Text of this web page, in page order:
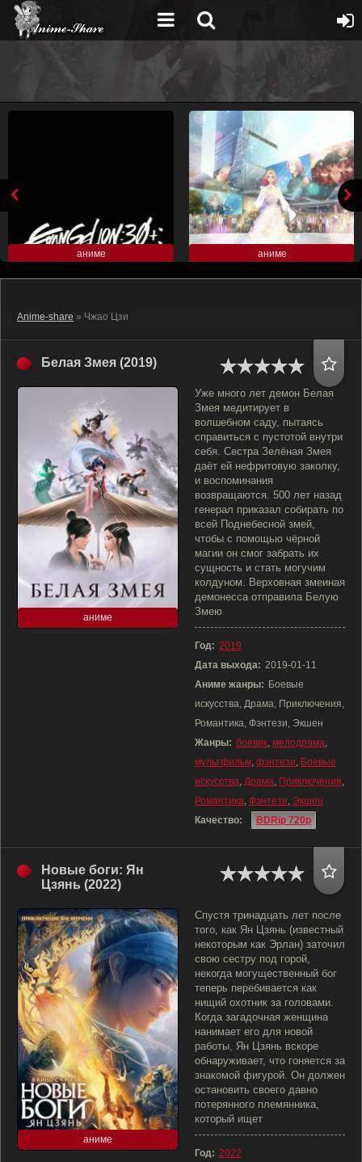
аниме аниме
Anime-share » Чжао Цзи
Белая Змея (2019)
аниме
Уже много лет демон Белая
Змея медитирует в
волшебном саду, пытаясь
справиться с пустотой внутри
себя. Сестра Зелёная Змея
даёт ей нефритовую заколку,
и воспоминания
возвращаются. 500 лет назад
генерал приказал собирать по
всей Поднебесной змей,
чтобы с помощью чёрной
магии он смог забрать их
сущность и стать могучим
колдуном. Верховная змеиная
демонесса отправила Белую
Змею
Год: 2019
Дата выхода: 2019-01-11
Аниме жанры: Боевые
искусства, Драма, Приключения,
Романтика, Фэнтези, Экшен
Жанры: боевик, мелодрама,
мультфильм, фэнтези, Боевые
искусства, Драма, Приключения,
Романтика, Фэнтези, Экшен
Качество:
BDRip 720p
Новые боги: Ян
Цзянь (2022)
аниме
Спустя тринадцать лет после
того, как Ян Цзянь (известный
некоторым как Эрлан) заточил
свою сестру под горой,
некогда могущественный бог
теперь перебивается как
нищий охотник за головами.
Когда загадочная женщина
нанимает его для новой
работы, Ян Цзянь вскоре
обнаруживает, что гоняется за
знакомой фигурой. Он должен
остановить своего давно
потерянного племянника,
который ищет
Год: 2022